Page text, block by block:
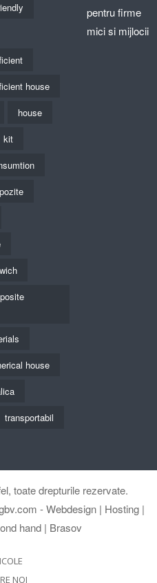
house
house
kit
house
transportabil
pentru firme
mici si mijlocii
, toate drepturile rezervate.
- Webdesign | Hosting |
hand | Brasov
NOI